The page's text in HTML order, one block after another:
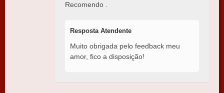
Recomendo .
Resposta Atendente
Muito obrigada pelo feedback meu
amor, fico a disposição!